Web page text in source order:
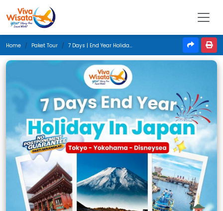
Home Paket Tour 7 Days | End Year Holiday In Japan | December 2024